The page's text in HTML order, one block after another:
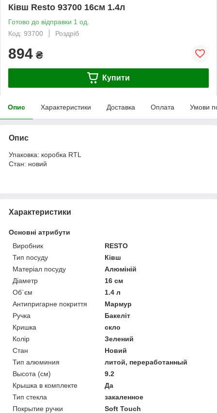
Ківш Resto 93700 16см 1.4л
Готово до відправки 1 од.
Код: 93700
Роздріб
894 ₴
Купити
Опис Характеристики Доставка Оплата Умови
Опис
Упаковка: коробка RTL
Стан: новий
Характеристики
Основні атрибути
Виробник
RESTO
Тип посуду
Ківш
Матеріал посуду
Алюміній
Діаметр
16 см
Об`єм
1.4 л
Антипригарне покриття
Мармур
Ручка
Бакеліт
Кришка
скло
Колір
Зелений
Стан
Новий
Тип алюминия
литой, переработанный
Высота (см)
9.2
Крышка в комплекте
Да
Тип стекла
закаленное
Покрытие ручки
Soft Touch